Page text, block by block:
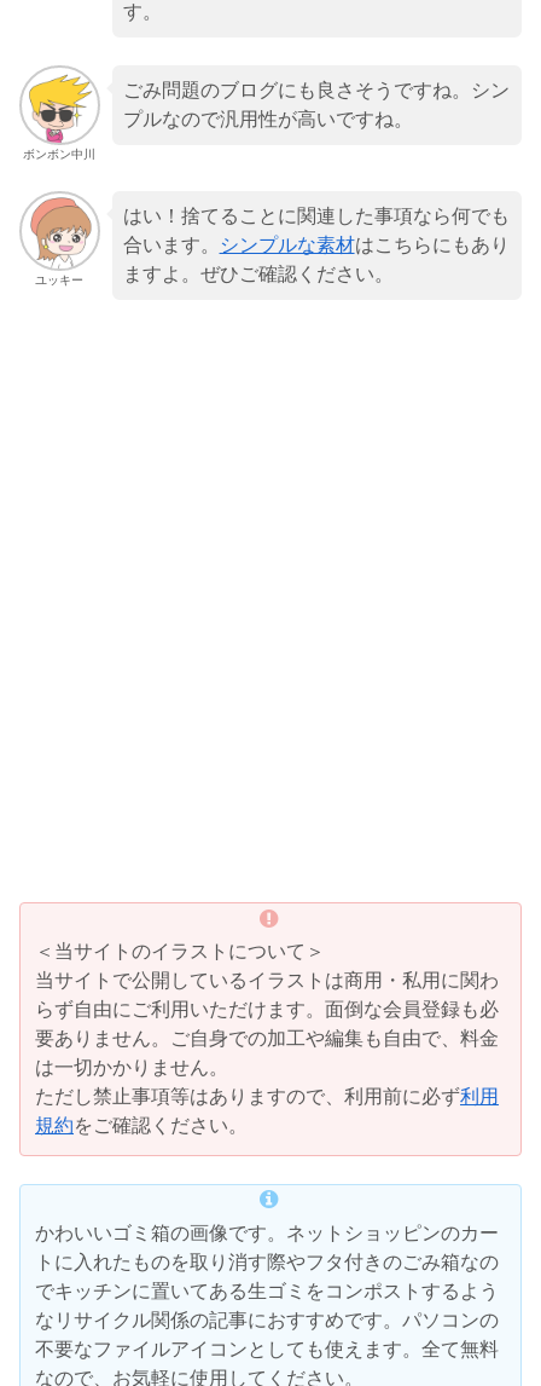
す。
ボンボン中川
ごみ問題のブログにも良さそうですね。シン
プルなので汎用性が高いですね。
ユッキー
はい！捨てることに関連した事項なら何でも
合います。
シンプルな素材はこちらにもあり
ますよ。ぜひご確認ください。
＜当サイトのイラストについて＞
当サイトで公開しているイラストは商用・私用に関わ
らず自由にご利用いただけます。面倒な会員登録も必
要ありません。ご自身での加工や編集も自由で、料金
は一切かかりません。
ただし禁止事項等はありますので、利用前に必ず利用
規約をご確認ください。
かわいいゴミ箱の画像です。ネットショッピンのカー
トに入れたものを取り消す際やフタ付きのごみ箱なの
でキッチンに置いてある生ゴミをコンポストするよう
なリサイクル関係の記事におすすめです。パソコンの
不要なファイルアイコンとしても使えます。全て無料
なので、お気軽に使用してください。